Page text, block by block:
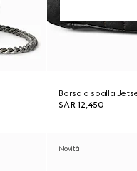
Borsa a spalla
SAR 12,450
Novità